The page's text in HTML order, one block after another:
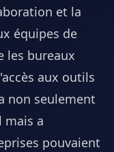
et la
équipes de
les bureaux
aux outils
non seulement
mais a
pouvaient